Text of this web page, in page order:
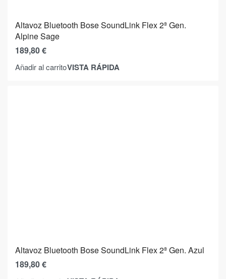
Altavoz Bluetooth Bose SoundLink Flex 2ª Gen.
Alpine Sage
189,80€
Añadir al carritoVISTA RÁPIDA
Altavoz Bluetooth Bose SoundLink Flex 2ª Gen. Azul
189,80€